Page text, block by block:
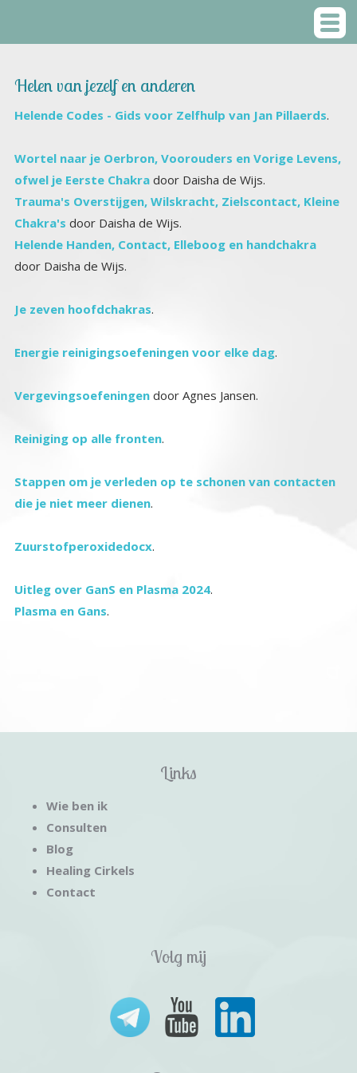
Helen van jezelf en anderen
Helende Codes - Gids voor Zelfhulp van Jan Pillaerds.
Wortel naar je Oerbron, Voorouders en Vorige Levens,
ofwel je Eerste Chakradoor Daisha de Wijs.
Trauma's Overstijgen, Wilskracht, Zielscontact, Kleine
Chakra's door Daisha de Wijs.
Helende Handen, Contact, Elleboog en handchakra
door Daisha de Wijs.
Je zeven hoofdchakras.
Energie reinigingsoefeningen voor elke dag.
Vergevingsoefeningendoor Agnes Jansen.
Reiniging op alle fronten.
Stappen om je verleden op te schonen van contacten
die je niet meer dienen.
Zuurstofperoxidedocx.
Uitleg over GanS en Plasma 2024.
Plasma en Gans.
Links
Wie ben ik
Consulten
Blog
Healing Cirkels
Contact
Volg mij